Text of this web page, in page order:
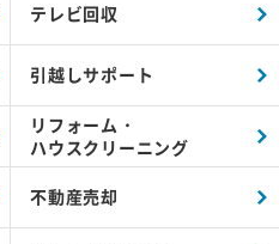
テレビ回収
引越しサポート
リフォーム・
ハウスクリーニング
不動産売却